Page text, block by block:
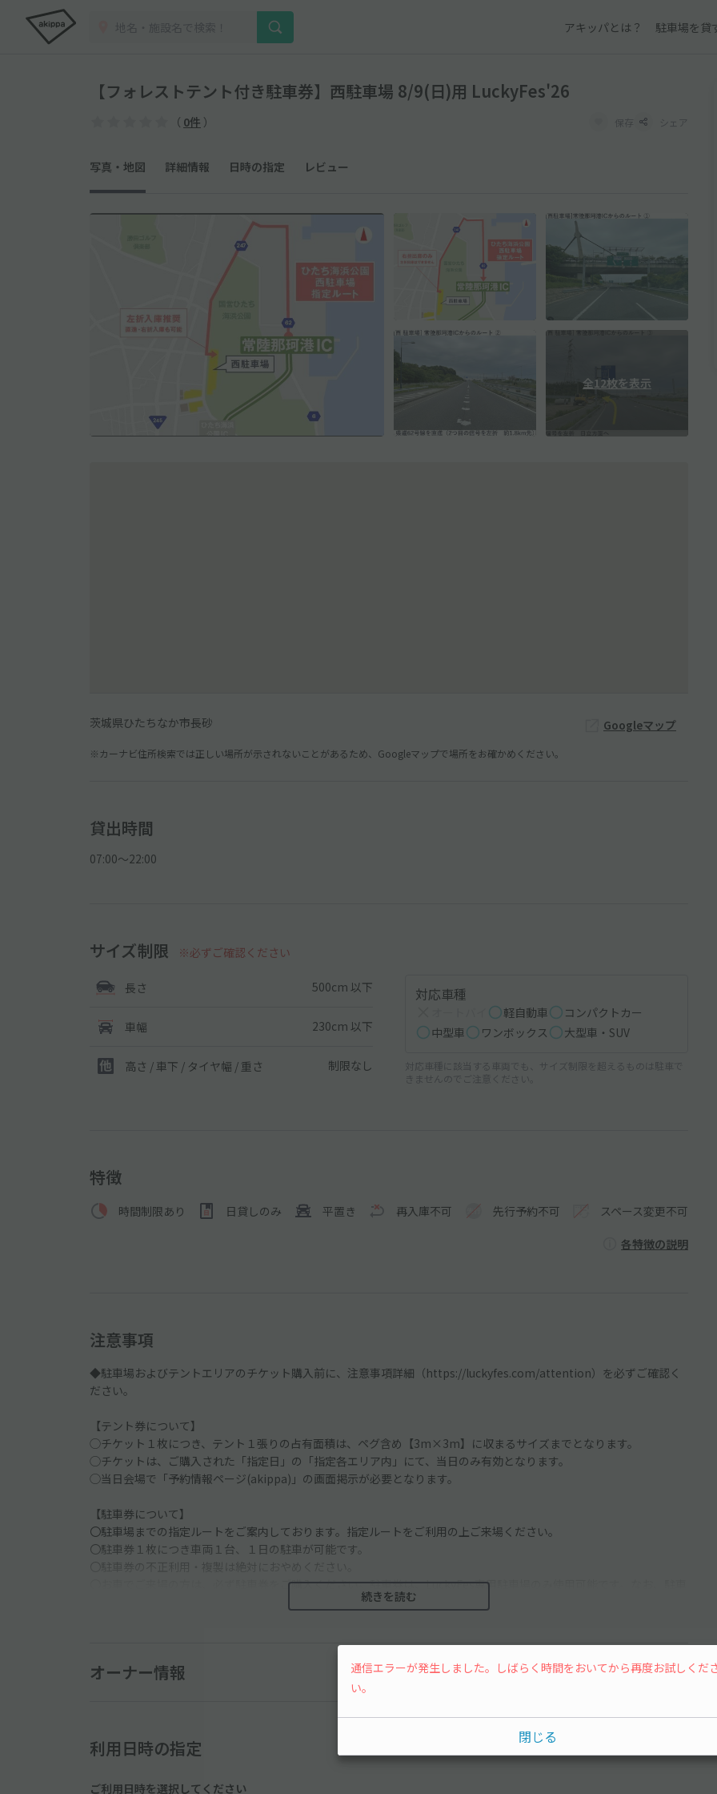
アキッパとは？ 駐車場を貸
【フォレストテント付き駐車券】西駐車場 8/9(日)用 LuckyFes'26
（ 0件 ） 保存 シェア
写真・地図 詳細情報 日時の指定 レビュー
全12枚を表示
茨城県ひたちなか市長砂 Googleマップ
※カーナビ住所検索では正しい場所が示されないことがあるため、Googleマップで場所をお確かめください。
貸出時間
07:00〜22:00
サイズ制限 ※必ずご確認ください
長さ 500cm 以下
車幅 230cm 以下
高さ / 車下 / タイヤ幅 / 重さ 制限なし
対応車種
軽自動車
コンパクトカー
中型車
ワンボックス 大型車・SUV
対応車種に該当する車両でも、サイズ制限を超えるものは駐車で
きませんのでご注意ください。
特徴
時間制限あり 日貸しのみ 平置き 再入庫不可 先行予約不可 スペース変更不可
各特徴の説明
注意事項
◆駐車場およびテントエリアのチケット購入前に、注意事項詳細（https://luckyfes.com/attention）を必ずご確認く
ださい。
【テント券について】
◯チケット１枚につき、テント１張りの占有面積は、ペグ含め【3m×3m】に収まるサイズまでとなります。
◯チケットは、ご購入された「指定日」の「指定各エリア内」にて、当日のみ有効となります。
◯当日会場で「予約情報ページ(akippa)」の画面掲示が必要となります。
【駐車券について】
〇駐車場までの指定ルートをご案内しております。指定ルートをご利用の上ご来場ください。
〇駐車券１枚につき車両１台、１日の駐車が可能です。
〇お車でご来場の方は、必ず駐車券をご購入ください。駐車券は、LuckyFes専用駐車場のみ使用可能です。なお、駐車
〇マイクロバス・キャンピングカー等でのご来場はできません。
〇近隣施設への無断駐車は絶対におやめください。また、会場近辺への駐停車は一切できません。周辺エリアへの駐停
〇駐車場内の駐車場所の指定はできません。入庫順に係員の指示で駐車下さい。
〇未成年者・車を運転する方の飲酒は法律で禁止されています。 また、飲酒運転は同乗者も含め法律違反となります。
続きを読む
オーナー情報
利用日時の指定
ご利用日時を選択してください
通信エラーが発生しました。しばらく時間をおいてから再度お試しくだ
い。
閉じる